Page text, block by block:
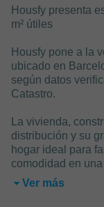
Housfy presenta
m² útiles
Housfy pone a la
ubicado en
según datos
Catastro.
La vivienda,
distribución y su
hogar ideal para
comodidad en
Ver más